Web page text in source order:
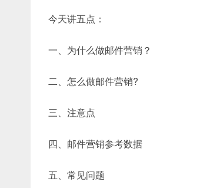
今天讲五点：
一、为什么做邮件营销？
二、怎么做邮件营销?
三、注意点
四、邮件营销参考数据
五、常见问题